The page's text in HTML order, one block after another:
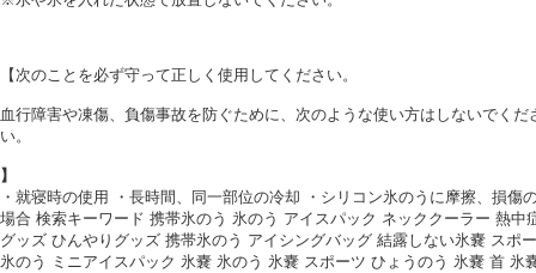
【次のことを必ず守って正しく使用してください。
血行障害や凍傷、負傷事故を防ぐために、次のような使い方はしないでくだ
い。
】
・就寝時の使用 ・長時間、同一部位の冷却 ・シリコン氷のうに摩擦、損傷
場合 検索キーワード 携帯氷のう 氷のう アイスパック ネッククーラー 熱中
グッズ ひんやりグッズ 携帯氷のう アイシングバッグ 結露しない氷嚢 スポ
氷のう ミニアイスパック 氷嚢 氷のう 氷嚢 スポーツ ひょうのう 氷嚢 首 氷